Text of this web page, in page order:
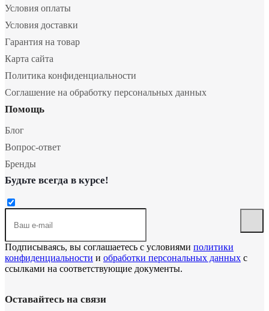
Условия оплаты
Условия доставки
Гарантия на товар
Карта сайта
Политика конфиденциальности
Соглашение на обработку персональных данных
Помощь
Блог
Вопрос-ответ
Бренды
Будьте всегда в курсе!
Подписываясь, вы соглашаетесь с условиями политики
конфиденциальности и обработки персональных данных с
ссылками на соответствующие документы.
Оставайтесь на связи